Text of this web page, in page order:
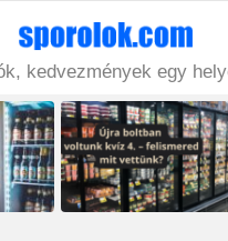
kedvezmények egy